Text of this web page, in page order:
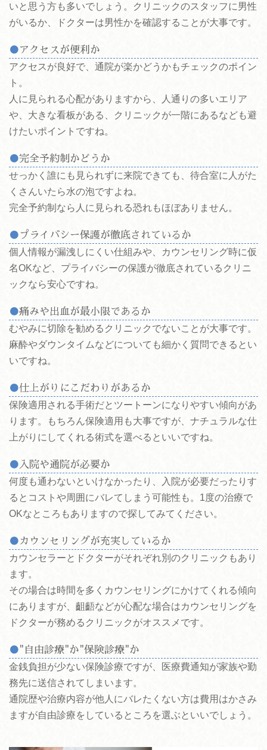
いと思う方も多いでしょう。クリニックのスタッフに男性
がいるか、ドクターは男性かを確認することが大事です。
アクセスが便利か
アクセスが良好で、通院が楽かどうかもチェックのポイン
ト。
人に見られる心配がありますから、人通りの多いエリア
や、大きな看板がある、クリニックが一階にあるなども避
けたいポイントですね。
完全予約制かどうか
せっかく誰にも見られずに来院できても、待合室に人がた
くさんいたら水の泡ですよね。
完全予約制なら人に見られる恐れもほぼありません。
プライバシー保護が徹底されているか
個人情報が漏洩しにくい仕組みや、カウンセリング時に仮
名OKなど、プライバシーの保護が徹底されているクリニ
ックなら安心ですね。
痛みや出血が最小限であるか
むやみに切除を勧めるクリニックでないことが大事です。
麻酔やダウンタイムなどについても細かく質問できるとい
いですね。
仕上がりにこだわりがあるか
保険適用される手術だとツートーンになりやすい傾向があ
ります。もちろん保険適用も大事ですが、ナチュラルな仕
上がりにしてくれる術式を選べるといいですね。
入院や通院が必要か
何度も通わないといけなかったり、入院が必要だったりす
るとコストや周囲にバレてしまう可能性も。1度の治療で
OKなところもありますので探してみてください。
カウンセリングが充実しているか
カウンセラーとドクターがそれぞれ別のクリニックもあり
ます。
その場合は時間を多くカウンセリングにかけてくれる傾向
にありますが、齟齬などが心配な場合はカウンセリングを
ドクターが務めるクリニックがオススメです。
"自由診療"か"保険診療"か
金銭負担が少ない保険診療ですが、医療費通知が家族や勤
務先に送信されてしまいます。
通院歴や治療内容が他人にバレたくない方は費用はかさみ
ますが自由診療をしているところを選ぶといいでしょう。